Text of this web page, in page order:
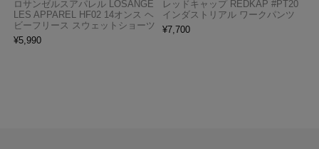
ロサンゼルスアパレル LOSANGE
LES APPAREL HF02 14オンス ヘ
ビーフリース スウェットショーツ
¥5,990
レッドキャップ REDKAP #PT20
インダストリアル ワークパンツ
¥7,700